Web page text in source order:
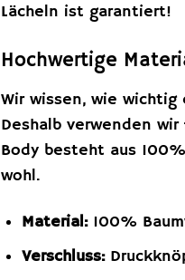
Lächeln ist garantiert!
Hochwertige
Wir wissen, wie
Deshalb verwenden
Body besteht aus
wohl.
Material:100%
Verschluss: